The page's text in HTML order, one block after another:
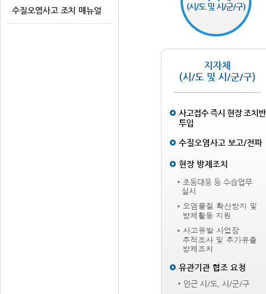
수질오염사고 조치 매뉴얼